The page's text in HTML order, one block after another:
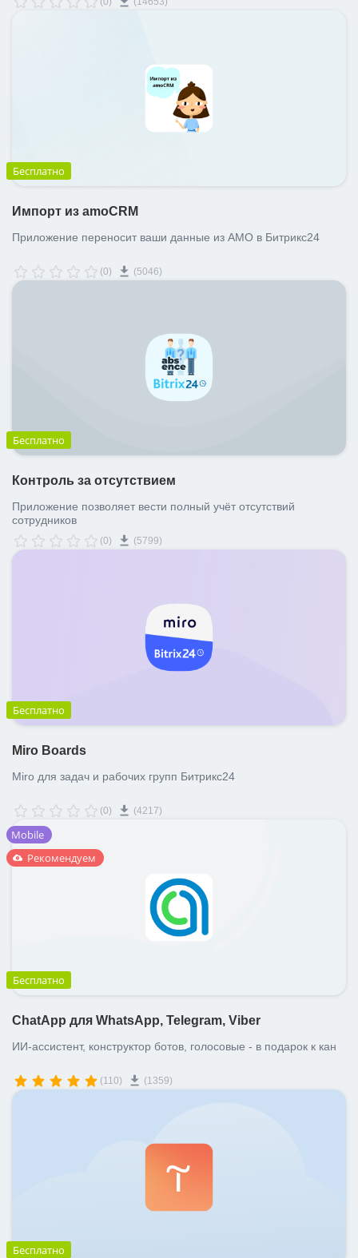
Бесплатно
Импорт из amoCRM
Приложение переносит ваши данные из AMO в Битрикс24
(0) (5046)
Бесплатно
Контроль за отсутствием
Приложение позволяет вести полный учёт отсутствий
сотрудников
(0) (5799)
Бесплатно
Miro Boards
Miro для задач и рабочих групп Битрикс24
(0) (4217)
Mobile
Рекомендуем
Бесплатно
ChatApp для WhatsApp, Telegram, Viber
ИИ-ассистент, конструктор ботов, голосовые - в подарок к кан
(110) (1359)
Бесплатно